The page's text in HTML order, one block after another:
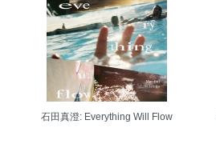
石田真澄: Everything Will Flow